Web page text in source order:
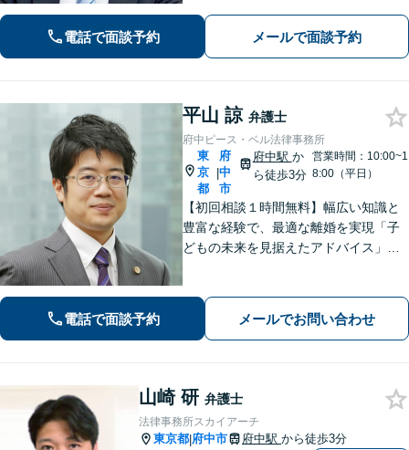
スピーディーに対処。 【夜間・休日の
対応可能】【オンライン面談可能】
電話で面談予約 メールで面談予約
平山 諒 弁護士
府中ピース・ベル法律事務所
東
京
都
|
府
中
市
府中駅 か
ら徒歩3分
営業時間：10:00~1
8:00（平日）
【初回相談１時間無料】幅広い知識と
豊富な経験で、最適な離婚を実現「子
どもの未来を見据えたアドバイス」
ラスメント対策措置をレクチャー。過
労死・過労自殺などの問題にも精通
電話で面談予約 メールでお問い合わせ
山崎 研 弁護士
法律事務所スカイアーチ
東京都|府中市 府中駅 から徒歩3分